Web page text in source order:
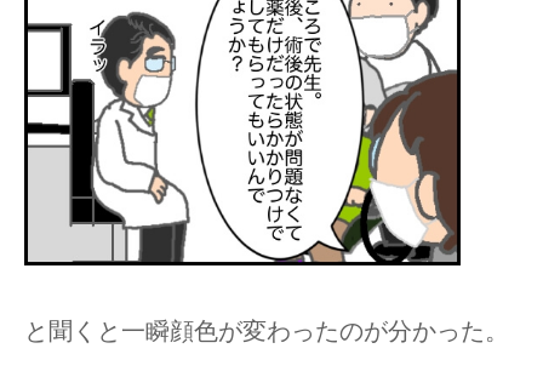
と聞くと一瞬顔色が変わったのが分かった。